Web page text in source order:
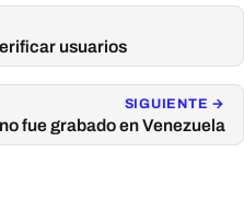
usuarios
SIGUIENTE →
fue grabado en Venezuela